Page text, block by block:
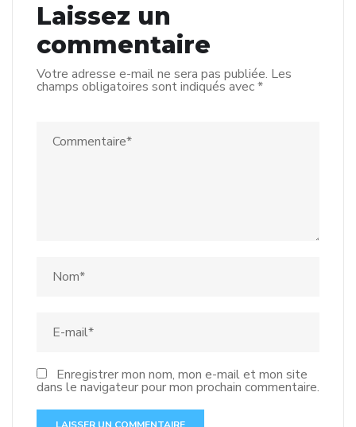
Laissez un
commentaire
Votre adresse e-mail ne sera pas publiée. Les
champs obligatoires sont indiqués avec*
Enregistrer mon nom, mon e-mail et mon site
dans le navigateur pour mon prochain commentaire.